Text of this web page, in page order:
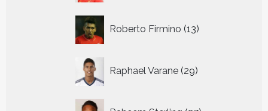
Roberto Firmino 13
producten
Raphael Varane 29
producten